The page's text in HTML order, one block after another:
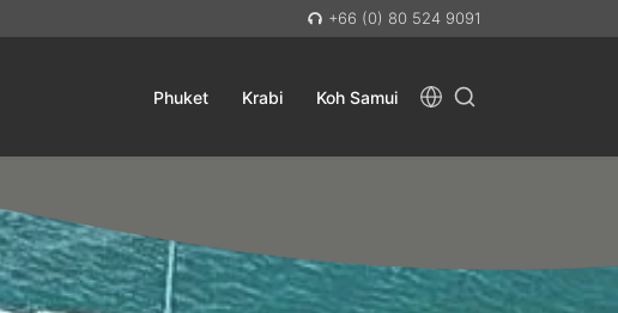
+66 (0) 80 524 9091
Phuket Krabi Koh Samui